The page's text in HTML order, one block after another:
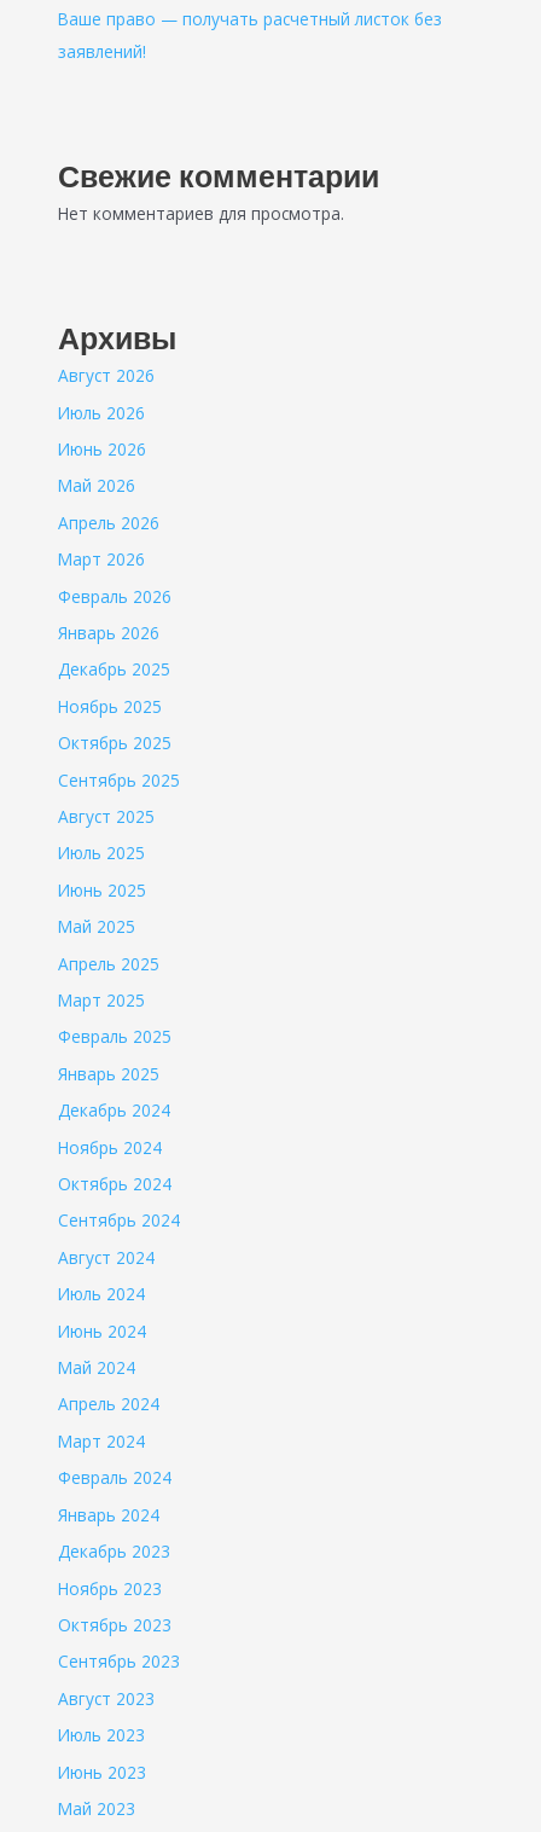
Ваше право — получать расчетный листок без
заявлений!
Свежие комментарии
Нет комментариев для просмотра.
Архивы
Август 2026
Июль 2026
Июнь 2026
Май 2026
Апрель 2026
Март 2026
Февраль 2026
Январь 2026
Декабрь 2025
Ноябрь 2025
Октябрь 2025
Сентябрь 2025
Август 2025
Июль 2025
Июнь 2025
Май 2025
Апрель 2025
Март 2025
Февраль 2025
Январь 2025
Декабрь 2024
Ноябрь 2024
Октябрь 2024
Сентябрь 2024
Август 2024
Июль 2024
Июнь 2024
Май 2024
Апрель 2024
Март 2024
Февраль 2024
Январь 2024
Декабрь 2023
Ноябрь 2023
Октябрь 2023
Сентябрь 2023
Август 2023
Июль 2023
Июнь 2023
Май 2023